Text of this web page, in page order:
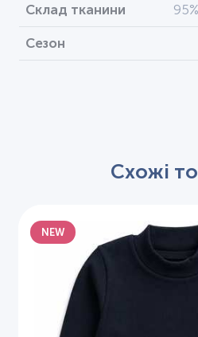
Склад тканини
Сезон
Схожі
NEW